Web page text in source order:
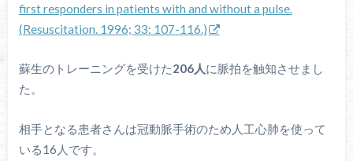
first responders in patients with and without a pulse.
(Resuscitation. 1996; 33: 107-116.)
蘇生のトレーニングを受けた206人に脈拍を触知させまし
た。
相手となる患者さんは冠動脈手術のため人工心肺を使って
いる16人です。